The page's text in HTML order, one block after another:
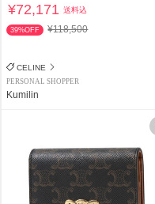
¥72,171送料込
39%OFF ¥118,500
CELINE
PERSONAL SHOPPER
Kumilin